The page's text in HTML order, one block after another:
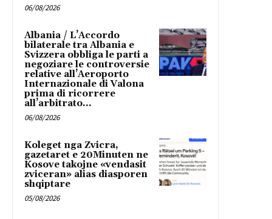
06/08/2026
Albania / L’Accordo
bilaterale tra Albania e
Svizzera obbliga le parti a
negoziare le controversie
relative all’Aeroporto
Internazionale di Valona
prima di ricorrere
all’arbitrato...
06/08/2026
Koleget nga Zvicra,
gazetaret e 20Minuten ne
Kosove takojne «vendasit
zviceran» alias diasporen
shqiptare
05/08/2026